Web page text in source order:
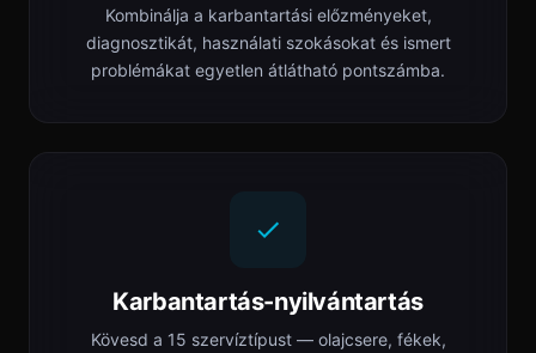
Kombinálja a karbantartási előzményeket,
diagnosztikát, használati szokásokat és ismert
problémákat egyetlen átlátható pontszámba.
Karbantartás-nyilvántartás
Kövesd a 15 szervíztípust — olajcsere, fékek,